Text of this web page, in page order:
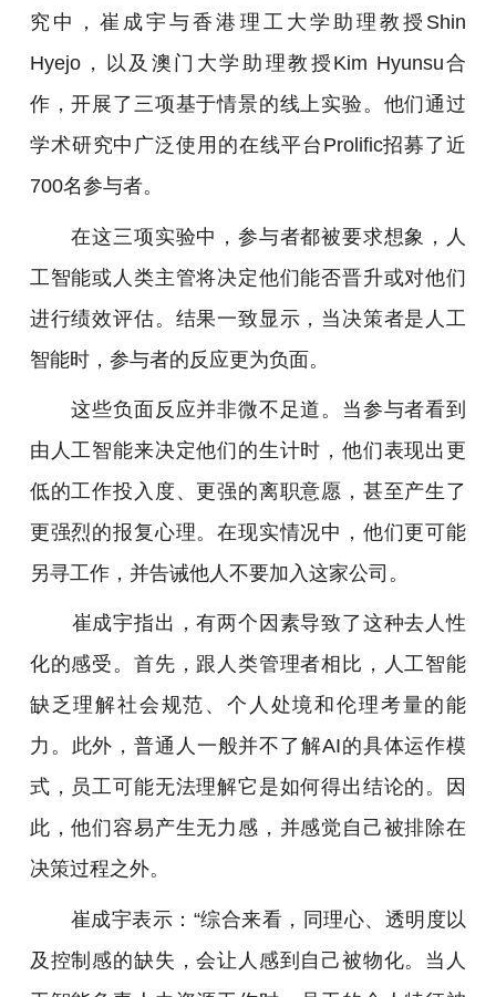
究中，崔成宇与香港理工大学助理教授Shin
Hyejo，以及澳门大学助理教授Kim Hyunsu合
作，开展了三项基于情景的线上实验。他们通过
学术研究中广泛使用的在线平台Prolific招募了近
700名参与者。
在这三项实验中，参与者都被要求想象，人
工智能或人类主管将决定他们能否晋升或对他们
进行绩效评估。结果一致显示，当决策者是人工
智能时，参与者的反应更为负面。
这些负面反应并非微不足道。当参与者看到
由人工智能来决定他们的生计时，他们表现出更
低的工作投入度、更强的离职意愿，甚至产生了
更强烈的报复心理。在现实情况中，他们更可能
另寻工作，并告诫他人不要加入这家公司。
崔成宇指出，有两个因素导致了这种去人性
化的感受。首先，跟人类管理者相比，人工智能
缺乏理解社会规范、个人处境和伦理考量的能
力。此外，普通人一般并不了解AI的具体运作模
式，员工可能无法理解它是如何得出结论的。因
此，他们容易产生无力感，并感觉自己被排除在
决策过程之外。
崔成宇表示：“综合来看，同理心、透明度以
及控制感的缺失，会让人感到自己被物化。当人